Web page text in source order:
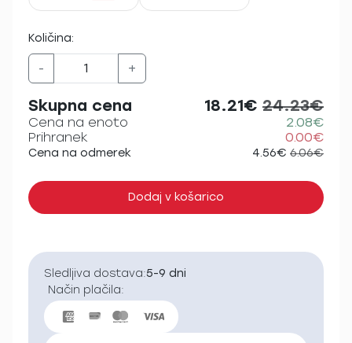
Količina:
- +
Skupna cena 18.21€ 24.23€
Cena na enoto
2.08€
Prihranek
0.00€
Cena na odmerek 4.56€ 6.06€
Dodaj v košarico
Sledljiva dostava:5-9 dni
Način plačila: